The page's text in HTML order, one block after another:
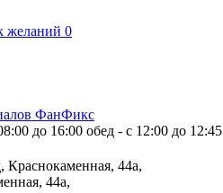
0
до 16:00 обед - с 12:00 до 12:45
Краснокаменная, 44а,
44а,